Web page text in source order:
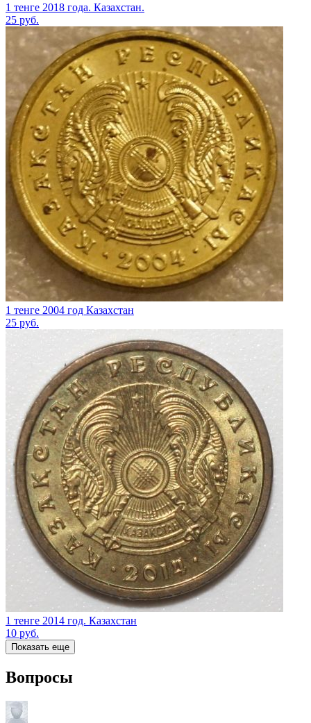
1 тенге 2018 года. Казахстан.
25 руб.
1 тенге 2004 год Казахстан
25 руб.
1 тенге 2014 год. Казахстан
10 руб.
Показать еще
Вопросы